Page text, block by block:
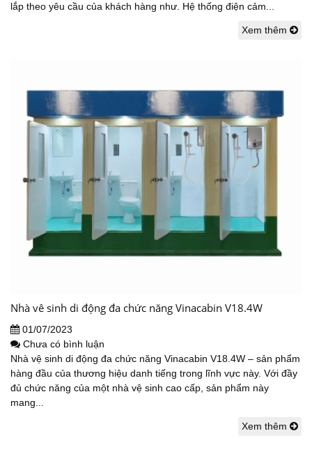
lắp theo yêu cầu của khách hàng như. Hệ thống điện cảm...
Xem thêm
Nhà vê sinh di động đa chức năng Vinacabin V18.4W
01/07/2023
Chưa có bình luận
Nhà vệ sinh di động đa chức năng Vinacabin V18.4W – sản phẩm
hàng đầu của thương hiệu danh tiếng trong lĩnh vực này. Với đầy
đủ chức năng của một nhà vệ sinh cao cấp, sản phẩm này
mang...
Xem thêm